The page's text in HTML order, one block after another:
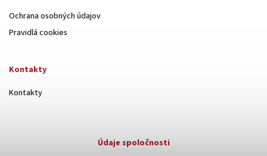
Ochrana osobných údajov
Pravidlá cookies
Kontakty
Kontakty
Údaje spoločnosti